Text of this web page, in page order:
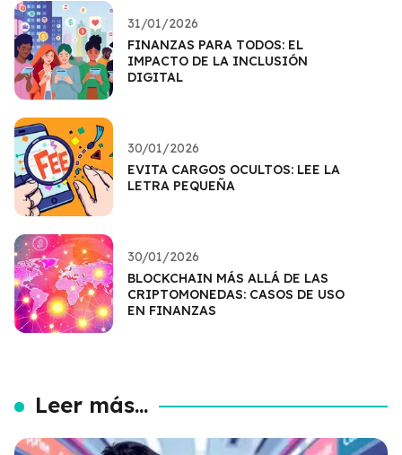
31/01/2026
FINANZAS PARA TODOS: EL
IMPACTO DE LA INCLUSIÓN
DIGITAL
30/01/2026
EVITA CARGOS OCULTOS: LEE LA
LETRA PEQUEÑA
30/01/2026
BLOCKCHAIN MÁS ALLÁ DE LAS
CRIPTOMONEDAS: CASOS DE USO
EN FINANZAS
Leer más...